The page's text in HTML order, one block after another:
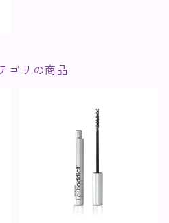
ゴリの商品